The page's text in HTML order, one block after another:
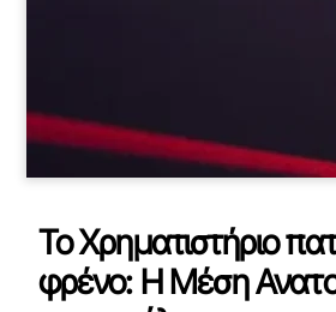
Το Χρηματιστήριο
φρένο: Η Μέση